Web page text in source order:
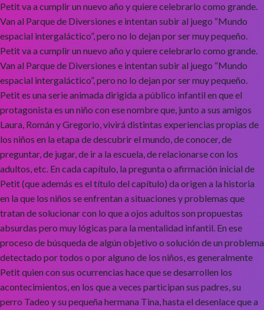
Petit va a cumplir un nuevo año y quiere celebrarlo como grande.
Van al Parque de Diversiones e intentan subir al juego “Mundo
espacial intergaláctico”, pero no lo dejan por ser muy pequeño.
Petit va a cumplir un nuevo año y quiere celebrarlo como grande.
Van al Parque de Diversiones e intentan subir al juego “Mundo
espacial intergaláctico”, pero no lo dejan por ser muy pequeño.
Petit es una serie animada dirigida a público infantil en que el
protagonista es un niño con ese nombre que, junto a sus amigos
Laura, Román y Gregorio, vivirá distintas experiencias propias de
los niños en la etapa de descubrir el mundo, de conocer, de
preguntar, de jugar, de ir a la escuela, de relacionarse con los
adultos, etc. En cada capítulo, la pregunta o afirmación inicial de
Petit (que además es el título del capítulo) da origen a la historia
en la que los niños se enfrentan a situaciones y problemas que
tratan de solucionar con lo que a ojos adultos son propuestas
absurdas pero muy lógicas para la mentalidad infantil. En ese
proceso de búsqueda de algún objetivo o solución de un problema
detectado por todos o por alguno de los niños, es generalmente
Petit quien con sus ocurrencias hace que se desarrollen los
acontecimientos, en los que a veces participan sus padres, su
perro Tadeo y su pequeña hermana Tina, hasta el desenlace que a